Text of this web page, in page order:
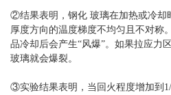
②结果表明，钢化 玻璃在加热或冷却
厚度方向的温度梯度不均匀且不对称
品冷却后会产生“风爆”。如果拉应力
玻璃就会爆裂。
③实验结果表明，当回火程度增加到